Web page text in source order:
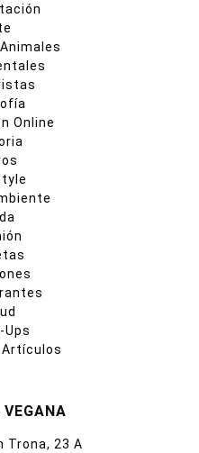
Online
Trona, 23 A